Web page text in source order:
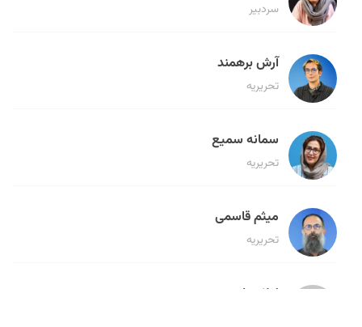
سردبیر
آرش برهمند
تحریریه
سمانه سمیع
تحریریه
میثم قاسمی
تحریریه
لیلا حنارود